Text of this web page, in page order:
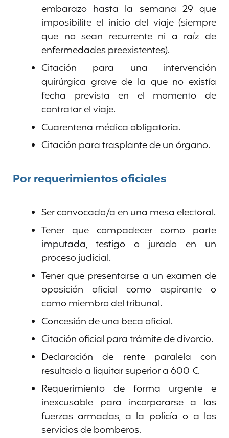
embarazo hasta la semana 29 que
imposibilite el inicio del viaje (siempre
que no sean recurrente ni a raíz de
enfermedades preexistentes).
Citación para una intervención
quirúrgica grave de la que no existía
fecha prevista en el momento de
contratar el viaje.
Cuarentena médica obligatoria.
Citación para trasplante de un órgano.
Por requerimientos oficiales
Ser convocado/a en una mesa electoral.
Tener que compadecer como parte
imputada, testigo o jurado en un
proceso judicial.
Tener que presentarse a un examen de
oposición oficial como aspirante o
como miembro del tribunal.
Concesión de una beca oficial.
Citación oficial para trámite de divorcio.
Declaración de rente paralela con
resultado a liquitar superior a 600 €.
Requerimiento de forma urgente e
inexcusable para incorporarse a las
fuerzas armadas, a la policía o a los
servicios de bomberos.